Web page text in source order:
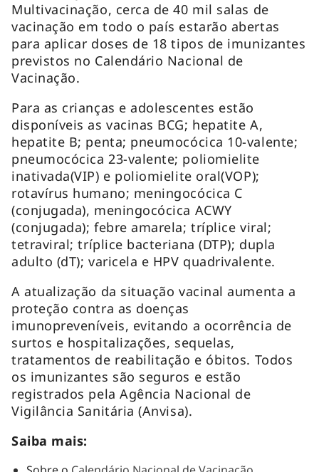
Multivacinação, cerca de 40 mil salas de
vacinação em todo o país estarão abertas
para aplicar doses de 18 tipos de imunizantes
previstos no Calendário Nacional de
Vacinação.
Para as crianças e adolescentes estão
disponíveis as vacinas BCG; hepatite A,
hepatite B; penta; pneumocócica 10-valente;
pneumocócica 23-valente; poliomielite
inativada(VIP) e poliomielite oral(VOP);
rotavírus humano; meningocócica C
(conjugada), meningocócica ACWY
(conjugada); febre amarela; tríplice viral;
tetraviral; tríplice bacteriana (DTP); dupla
adulto (dT); varicela e HPV quadrivalente.
A atualização da situação vacinal aumenta a
proteção contra as doenças
imunopreveníveis, evitando a ocorrência de
surtos e hospitalizações, sequelas,
tratamentos de reabilitação e óbitos. Todos
os imunizantes são seguros e estão
registrados pela Agência Nacional de
Vigilância Sanitária (Anvisa).
Saiba mais: